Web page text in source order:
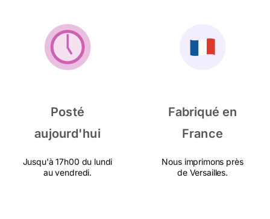
Posté
aujourd'hui
Jusqu'à 17h00 du lundi
au vendredi.
Fabriqué en
France
Nous imprimons près
de Versailles.